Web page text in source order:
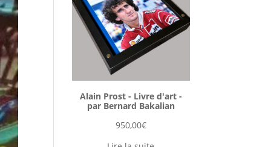
Alain Prost - Livre d'art -
par Bernard Bakalian
950,00€